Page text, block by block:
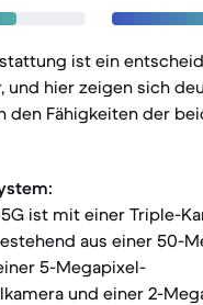
ist ein
und hier zeigen sich
den Fähigkeiten der
5G ist mit einer Triple-
aus einer 50-
5-Megapixel-
und einer 2-